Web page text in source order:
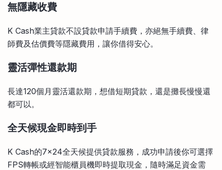
無隱藏收費
K Cash業主貸款不設貸款申請手續費，亦絕無手續費、律
師費及估價費等隱藏費用，讓你借得安心。
靈活彈性還款期
長達120個月靈活還款期，想借短期貸款，還是攤長慢慢還
都可以。
全天候現金即時到手
K Cash的7×24全天候提供貸款服務，成功申請後你可選擇
FPS轉帳或經智能櫃員機即時提取現金，隨時滿足資金需